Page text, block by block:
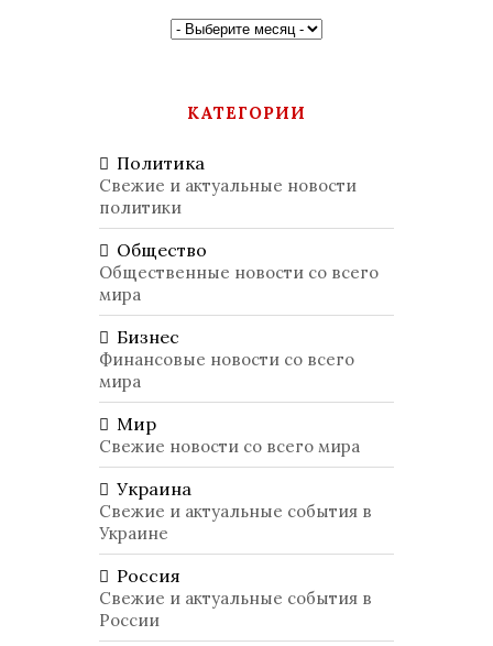
КАТЕГОРИИ
Политика
Свежие и актуальные новости
политики
Общество
Общественные новости со всего
мира
Бизнес
Финансовые новости со всего
мира
Мир
Свежие новости со всего мира
Украина
Свежие и актуальные события в
Украине
Россия
Свежие и актуальные события в
России